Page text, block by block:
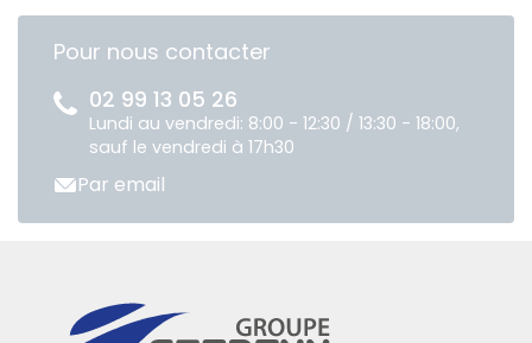
Pour nous contacter
02 99 13 05 26
Lundi au vendredi: 8:00 - 12:30 / 13:30 - 18:00,
sauf le vendredi à 17h30
Par email